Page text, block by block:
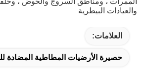
والعيادات البيطرية
العلامات:
حصيرة الأرضيات المطاطية المضادة